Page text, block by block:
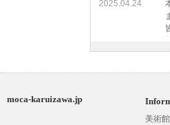
2025.04.24
2025.03.21
moca-karuizawa.jp
美術